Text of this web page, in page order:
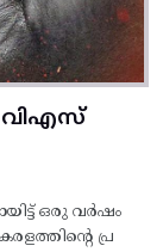
വിഎസ്
ഒരു വർഷം
പ്ര